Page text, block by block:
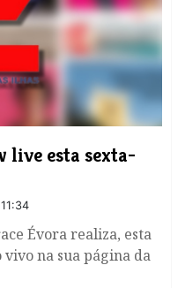
live esta sexta-
Évora realiza, esta
na sua página da